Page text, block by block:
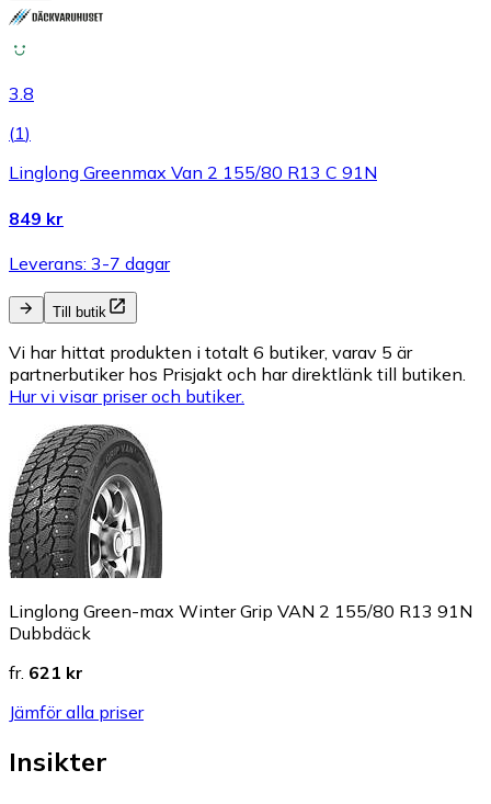
3.8
(1)
Linglong Greenmax Van 2 155/80 R13 C 91N
849 kr
Leverans: 3-7 dagar
Till butik
Vi har hittat produkten i totalt 6 butiker, varav 5 är
partnerbutiker hos Prisjakt och har direktlänk till butiken.
Hur vi visar priser och butiker.
Linglong Green-max Winter Grip VAN 2 155/80 R13 91N
Dubbdäck
fr. 621 kr
Jämför alla priser
Insikter